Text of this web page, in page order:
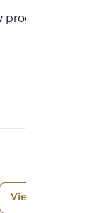
View More